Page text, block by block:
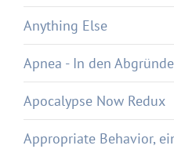
Anything Else
Apnea - In den
Apocalypse Now Redux
Appropriate Behavior,